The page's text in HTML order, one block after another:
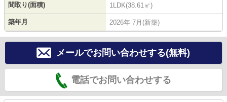
間取り(面積) 1LDK(38.61㎡)
築年月 2026年 7月(新築)
メールでお問い合わせする(無料)
電話でお問い合わせする